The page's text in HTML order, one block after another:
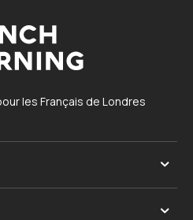
les Français de Londres